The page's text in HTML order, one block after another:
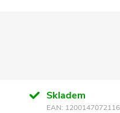
Skladem
EAN: 1200147072116